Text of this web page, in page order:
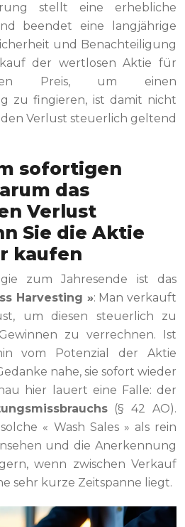
stellt eine erhebliche
beendet eine langjährige
und Benachteiligung
der wertlosen Aktie für
Preis, um einen
zu fingieren, ist damit nicht
Verlust steuerlich geltend
sofortigen
das
Verlust
Sie die Aktie
kaufen
zum Jahresende ist das
Harvesting »: Man verkauft
um diesen steuerlich zu
zu verrechnen. Ist
vom Potenzial der Aktie
nahe, sie sofort wieder
hier lauert eine Falle: der
(§ 42 AO).
« Wash Sales » als rein
und die Anerkennung
wenn zwischen Verkauf
sehr kurze Zeitspanne liegt.